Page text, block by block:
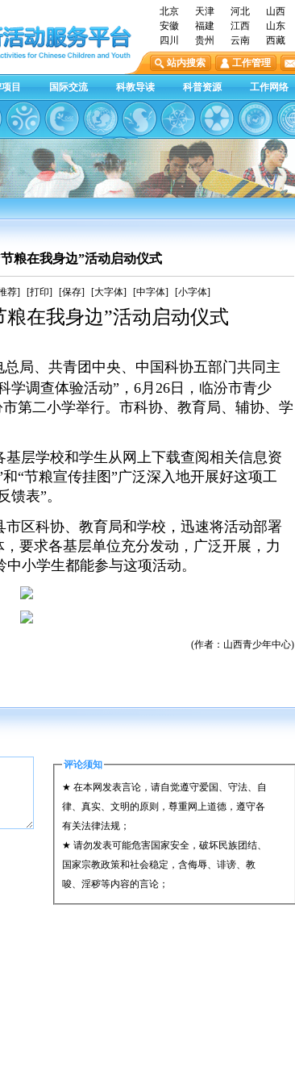
北京 天津 河北 山西
安徽
福建 江西 山东
四川
贵州 云南 西藏
站内搜索
工作管理
目 国际交流 科教导读 科普资源 工作网络
粮在我身边”活动启动仪式
荐] [打印] [保存] [大字体] [中字体] [小字体]
粮在我身边”活动启动仪式
局、共青团中央、中国科协五部门共同主
调查体验活动”，6月26日，临汾市青少
第二小学举行。市科协、教育局、辅协、学
层学校和学生从网上下载查阅相关信息资
“节粮宣传挂图”广泛深入地开展好这项工
表”。
区科协、教育局和学校，迅速将活动部署
要求各基层单位充分发动，广泛开展，力
小学生都能参与这项活动。
(作者：山西青少年中心)
评论须知
★ 在本网发表言论，请自觉遵守爱国、守法、自
律、真实、文明的原则，尊重网上道德，遵守各
有关法律法规；
★ 请勿发表可能危害国家安全，破坏民族团结、
国家宗教政策和社会稳定，含侮辱、诽谤、教
唆、淫秽等内容的言论；
★ 承担一切因您的行为而直接或间接导致的民事